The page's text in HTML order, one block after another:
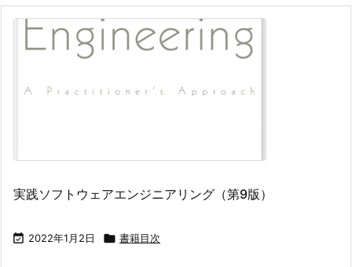
実践ソフトウェアエンジニアリング（第9版）
 2022年1月2日  書籍目次